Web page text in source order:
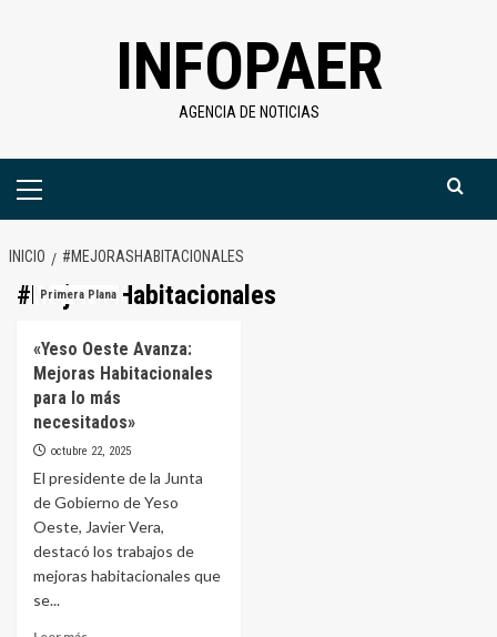
INFOPAER
AGENCIA DE NOTICIAS
Menú
INICIO #MEJORASHABITACIONALES
#MejorasHabitacionales
Primera Plana
«Yeso Oeste Avanza:
Mejoras Habitacionales
para lo más
necesitados»
octubre 22, 2025
El presidente de la Junta
de Gobierno de Yeso
Oeste, Javier Vera,
destacó los trabajos de
mejoras habitacionales que
se...